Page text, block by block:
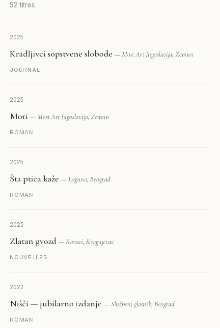
52 titres
2025
Kradljivci sopstvene slobode — Most Art Jugoslavija, Zemun
JOURNAL
2025
Mori — Most Art Jugoslavija, Zemun
ROMAN
2025
Šta ptica kaže — Laguna, Beograd
ROMAN
2023
Zlatan gvozd — Koraci, Kragujevac
NOUVELLES
2022
Nišči — jubilarno izdanje — Službeni glasnik, Beograd
ROMAN